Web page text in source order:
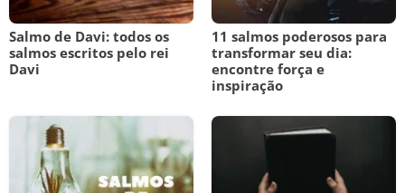
Salmo de Davi: todos os
salmos escritos pelo rei
Davi
11 salmos poderosos para
transformar seu dia:
encontre força e
inspiração